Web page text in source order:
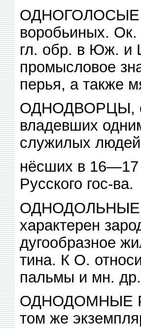
ОДНОГОЛОСЫЕ
воробьиных. Ок.
гл. обр. в Юж. и
промысловое
перья, а также
ОДНОДВОРЦЫ,
владевших
служилых
нёсших в 16—17
Русского гос-ва.
ОДНОДОЛЬНЫЕ,
характерен
дугообразное
тина. К О.
пальмы и мн.
ОДНОДОМНЫЕ
том же